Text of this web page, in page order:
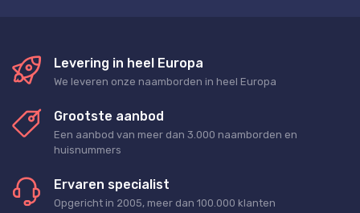
Levering in heel Europa
We leveren onze naamborden in heel Europa
Grootste aanbod
Een aanbod van meer dan 3.000 naamborden en
huisnummers
Ervaren specialist
Opgericht in 2005, meer dan 100.000 klanten